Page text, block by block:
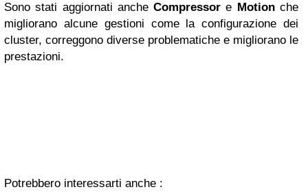
Sono stati aggiornati ancheCompressor e Motionche
migliorano alcune gestioni come la configurazione dei
cluster, correggono diverse problematiche e migliorano le
prestazioni.
Potrebbero interessarti anche :